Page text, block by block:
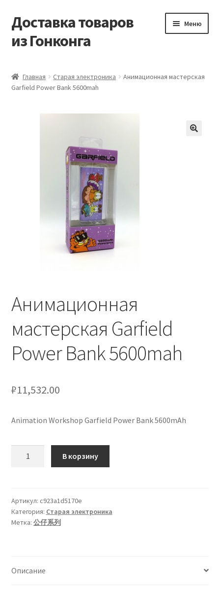
Перейти
к
навигации
Перейти
к
содержимому
Доставка товаров
из Гонконга
Меню
Контакты
Корзина
Оформление заказа
Монтаж и установка кондиционеров
Монтаж промышленных и полупромышленных
кондиционеров
Монтаж систем ВРВ
кондиционеров по оптовым ценам, ниже рыночных
Проектирование систем вентиляции и
кондиционирования
Сервисное обслуживание кондиционеров
Главная Старая электроника
Анимационная мастерская
Garfield Power Bank 5600mah
Анимационная
мастерская Garfield
Power Bank 5600mah
₽11,532.00
Animation Workshop Garfield Power Bank 5600mAh
Garfield
Power
Bank
В корзину
Артикул: c923a1d5170e
Категория: Старая электроника
Метка: 公仔系列
Описание